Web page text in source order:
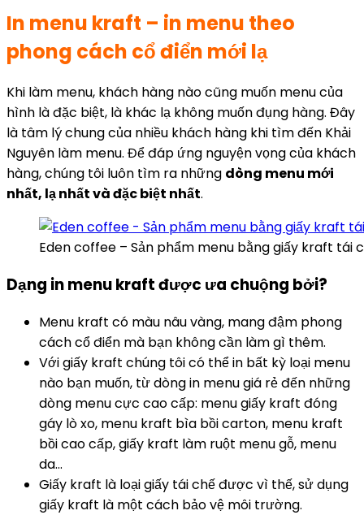
In menu kraft – in menu theo
phong cách cổ điển mới lạ
Khi làm menu, khách hàng nào cũng muốn menu của
hình là đặc biệt, là khác lạ không muốn đụng hàng. Đây
là tâm lý chung của nhiều khách hàng khi tìm đến Khải
Nguyên làm menu. Để đáp ứng nguyện vọng của khách
hàng, chúng tôi luôn tìm ra những dòng menu mới
nhất, lạ nhất và đặc biệt nhất.
Eden coffee – Sản phẩm menu bằng giấy kraft tái
Dạng in menu kraft được ưa chuộng bởi?
Menu kraft có màu nâu vàng, mang đậm phong
cách cổ điển mà bạn không cần làm gì thêm.
Với giấy kraft chúng tôi có thể in bất kỳ loại menu
nào bạn muốn, từ dòng in menu giá rẻ đến những
dòng menu cực cao cấp: menu giấy kraft đóng
gáy lò xo, menu kraft bìa bồi carton, menu kraft
bồi cao cấp, giấy kraft làm ruột menu gỗ, menu
da…
Giấy kraft là loại giấy tái chế được vì thế, sử dụng
giấy kraft là một cách bảo vệ môi trường.